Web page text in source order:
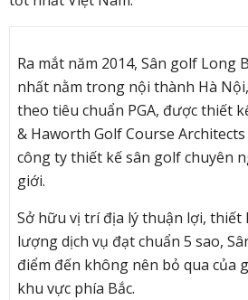
Ra mắt năm 2014, Sân golf Long
nhất nằm trong nội thành Hà
theo tiêu chuẩn PGA, được thiết
& Haworth Golf Course
công ty thiết kế sân golf chuyên
giới.
Sở hữu vị trí địa lý thuận lợi, thiết
lượng dịch vụ đạt chuẩn 5 sao,
điểm đến không nên bỏ qua của
khu vực phía Bắc.